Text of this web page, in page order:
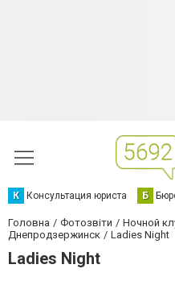
К Консультация юриста Б
Головна Фотозвіти
Ночной
Днепродзержинск
Ladies Night
Ladies Night